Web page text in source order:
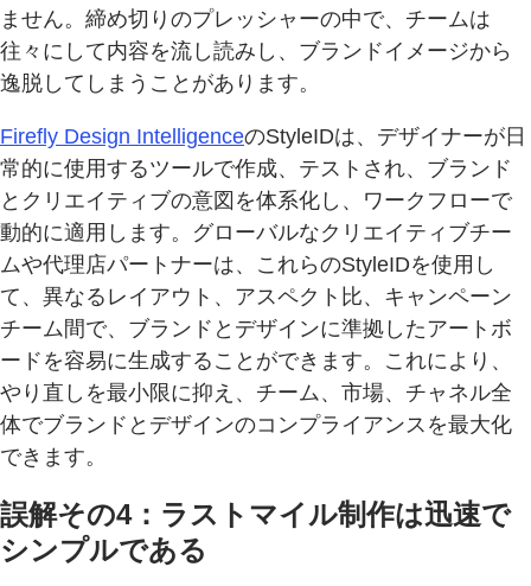
ません。締め切りのプレッシャーの中で、チームは
往々にして内容を流し読みし、ブランドイメージから
逸脱してしまうことがあります。
Firefly Design IntelligenceのStyleIDは、デザイナーが日
常的に使用するツールで作成、テストされ、ブランド
とクリエイティブの意図を体系化し、ワークフローで
動的に適用します。グローバルなクリエイティブチー
ムや代理店パートナーは、これらのStyleIDを使用し
て、異なるレイアウト、アスペクト比、キャンペーン
チーム間で、ブランドとデザインに準拠したアートボ
ードを容易に生成することができます。これにより、
やり直しを最小限に抑え、チーム、市場、チャネル全
体でブランドとデザインのコンプライアンスを最大化
できます。
誤解その4：ラストマイル制作は迅速で
シンプルである